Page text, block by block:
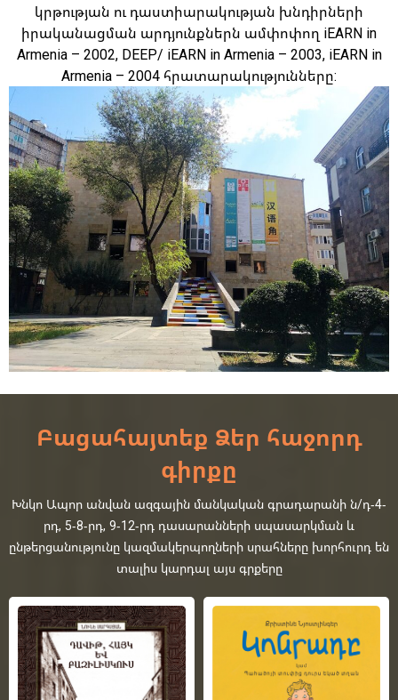
կրթության ու դաստիարակության խնդիրների
իրականացման արդյունքներն ամփոփող iEARN in
Armenia – 2002, DEEP/ iEARN in Armenia – 2003, iEARN in
Armenia – 2004 հրատարակությունները:
Բացահայտեք Ձեր հաջորդ
գիրքը
Խնկո Ապոր անվան ազգային մանկական գրադարանի ն/դ-4-
րդ, 5-8-րդ, 9-12-րդ դասարանների սպասարկման և
ընթերցանությունը կազմակերպողների սրահները խորհուրդ են
տալիս կարդալ այս գրքերը